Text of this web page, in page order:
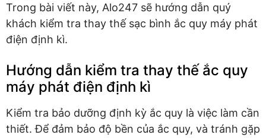
Trong bài viết này, Alo247 sẽ hướng dẫn quý
khách kiểm tra thay thế sạc bình ắc quy máy phát
điện định kì.
Hướng dẫn kiểm tra thay thế ắc quy
máy phát điện định kì
Kiểm tra bảo dưỡng định kỳ ắc quy là việc làm cần
thiết. Để đảm bảo độ bền của ắc quy, và tránh gặp